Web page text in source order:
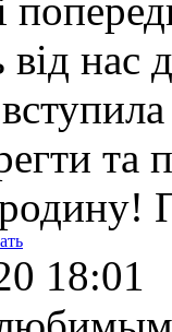
від
та
18:01